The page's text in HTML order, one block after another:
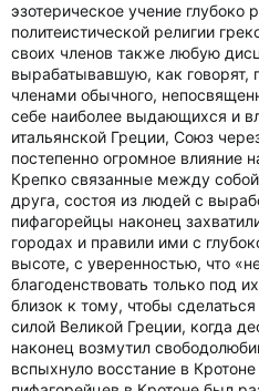
эзотерическое учение глубоко
политеистической религии
своих членов также любую
вырабатывавшую, как говорят,
членами обычного,
себе наиболее выдающихся и
итальянской Греции, Союз
постепенно огромное влияние
Крепко связанные между
друга, состоя из людей с
пифагорейцы наконец
городах и правили ими с
высоте, с уверенностью, что
благоденствовать только под
близок к тому, чтобы
силой Великой Греции, когда
наконец возмутил
вспыхнуло восстание в